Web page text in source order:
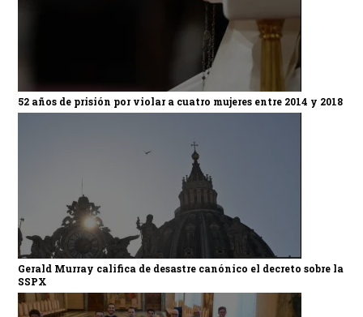
52 años de prisión por violar a cuatro mujeres entre 2014 y 2018
Gerald Murray califica de desastre canónico el decreto sobre la
SSPX